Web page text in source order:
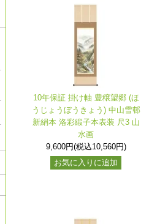
10年保証 掛け軸 豊穣望郷 (ほ
うじょうぼうきょう) 中山雪邨
新絹本 洛彩緞子本表装 尺3 山
水画
9,600円(税込10,560円)
お気に入りに追加